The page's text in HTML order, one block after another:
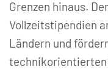
Grenzen hinaus.
Vollzeitstipendien
Ländern und
technikorientierten